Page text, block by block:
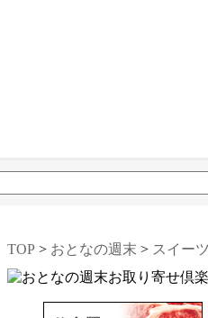
TOP > おとなの週末 > スイー